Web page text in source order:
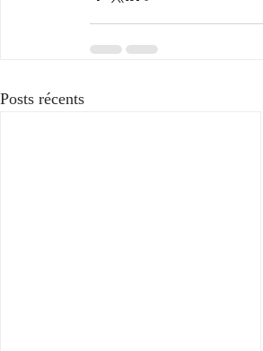
Posts récents